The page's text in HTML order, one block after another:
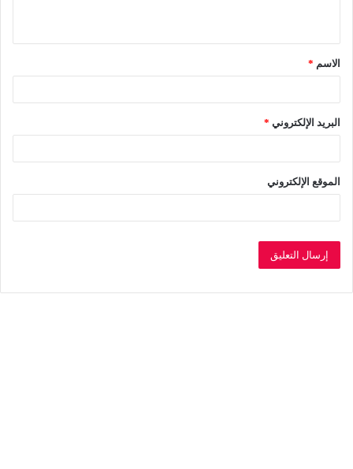
ق
*
الاسم *
البريد الإلكتروني *
الموقع الإلكتروني